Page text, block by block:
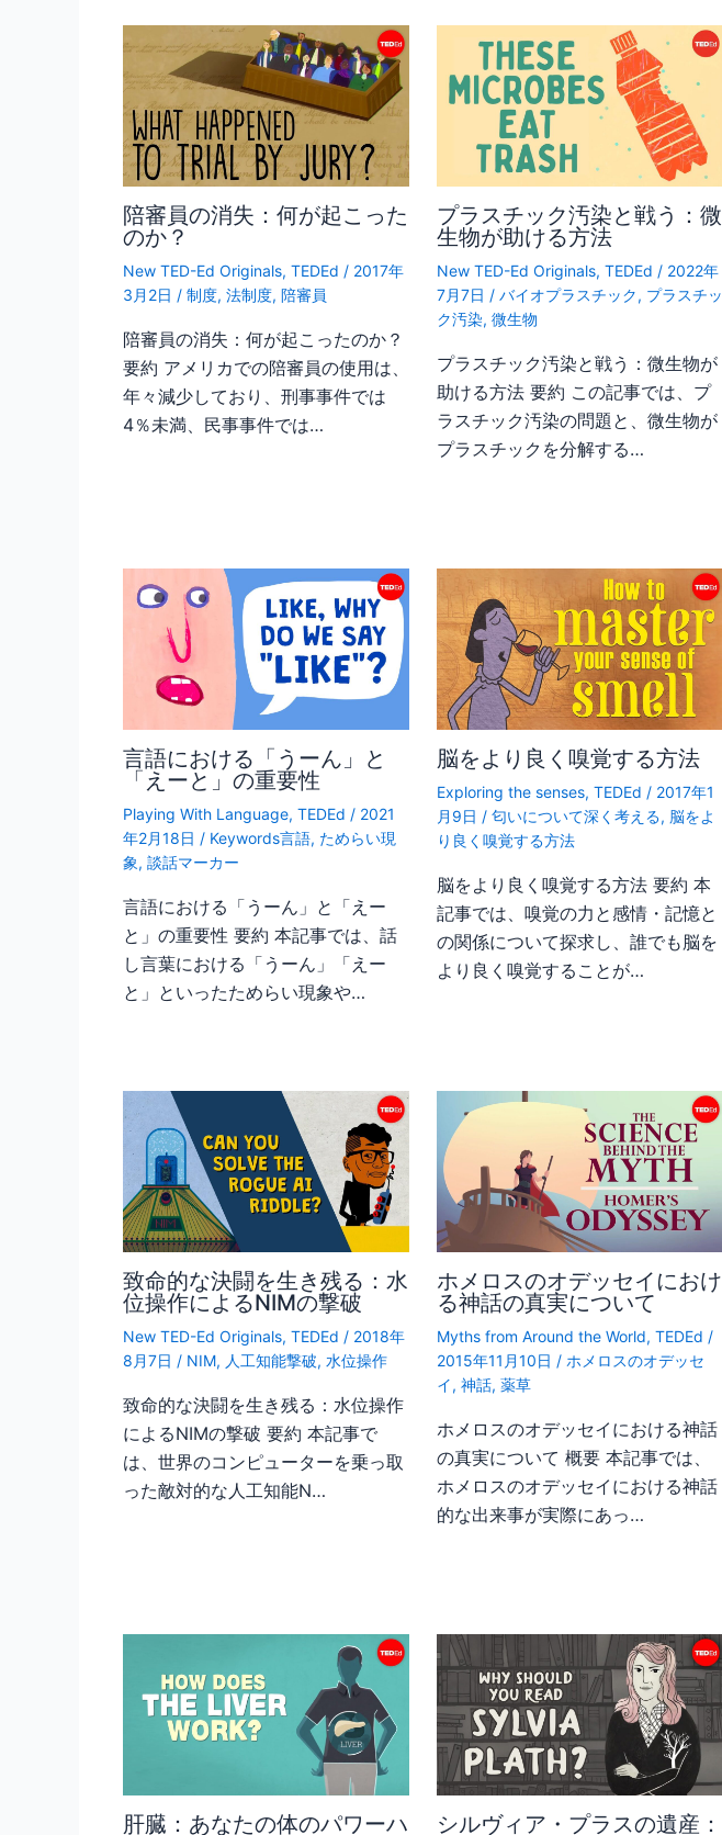
陪審員の消失：何が起こった
のか？
New TED-Ed Originals, TEDEd / 2017年
3月2日 / 制度, 法制度, 陪審員
陪審員の消失：何が起こったのか？
要約 アメリカでの陪審員の使用は、
年々減少しており、刑事事件では
4％未満、民事事件では…
プラスチック汚染と戦う：微
生物が助ける方法
New TED-Ed Originals,TEDEd / 2022年
7月7日 /バイオプラスチック, プラスチッ
ク汚染,微生物
プラスチック汚染と戦う：微生物が
助ける方法 要約 この記事では、プ
ラスチック汚染の問題と、微生物が
プラスチックを分解する…
言語における「うーん」と
「えーと」の重要性
Playing With Language, TEDEd / 2021
年2月18日 / Keywords言語, ためらい現
象, 談話マーカー
言語における「うーん」と「えー
と」の重要性 要約 本記事では、話
し言葉における「うーん」「えー
と」といったためらい現象や…
脳をより良く嗅覚する方法
Exploring the senses,TEDEd / 2017年1
月9日 /匂いについて深く考える, 脳をよ
り良く嗅覚する方法
脳をより良く嗅覚する方法 要約 本
記事では、嗅覚の力と感情・記憶と
の関係について探求し、誰でも脳を
より良く嗅覚することが…
致命的な決闘を生き残る：水
位操作によるNIMの撃破
New TED-Ed Originals, TEDEd / 2018年
8月7日 / NIM, 人工知能撃破, 水位操作
致命的な決闘を生き残る：水位操作
によるNIMの撃破 要約 本記事で
は、世界のコンピューターを乗っ取
った敵対的な人工知能N…
ホメロスのオデッセイにおけ
る神話の真実について
Myths from Around the World,TEDEd /
2015年11月10日 / ホメロスのオデッセ
イ,神話,薬草
ホメロスのオデッセイにおける神話
の真実について 概要 本記事では、
ホメロスのオデッセイにおける神話
的な出来事が実際にあっ…
肝臓：あなたの体のパワーハ
シルヴィア・プラスの遺産：